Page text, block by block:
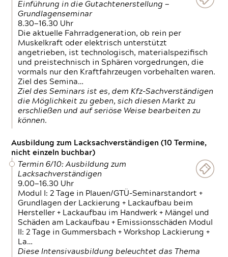
Einführung in die Gutachtenerstellung —
Grundlagenseminar
8.30—16.30 Uhr
Die aktuelle Fahrradgeneration, ob rein per
Muskelkraft oder elektrisch unterstützt
angetrieben, ist technologisch, materialspezifisch
und preistechnisch in Sphären vorgedrungen, die
vormals nur den Kraftfahrzeugen vorbehalten waren.
Ziel des Semina…
Ziel des Seminars ist es, dem Kfz-Sachverständigen
die Möglichkeit zu geben, sich diesen Markt zu
erschließen und auf seriöse Weise bearbeiten zu
können.
Ausbildung zum Lacksachverständigen (10 Termine,
nicht einzeln buchbar)
Termin 6/10: Ausbildung zum
Lacksachverständigen
9.00—16.30 Uhr
Modul I: 2 Tage in Plauen/GTÜ-Seminarstandort +
Grundlagen der Lackierung + Lackaufbau beim
Hersteller + Lackaufbau im Handwerk + Mängel und
Schäden am Lackaufbau + Emissionsschäden Modul
II: 2 Tage in Gummersbach + Workshop Lackierung +
La…
Diese Intensivausbildung beleuchtet das Thema